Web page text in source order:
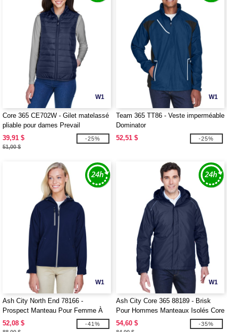
W1
Core 365 CE702W - Gilet matelassé
pliable pour dames Prevail
39,91 $
51,00 $
-25%
W1
Team 365 TT86 - Veste imperméable
Dominator
52,51 $
-25%
W1
Ash City North End 78166 -
Prospect Manteau Pour Femme À
Extérieur Doux Avec Capuchon
52,08 $ -41%
W1
Ash City Core 365 88189 - Brisk
Pour Hommes Manteaux Isolés Core
365™
54,60 $ -35%